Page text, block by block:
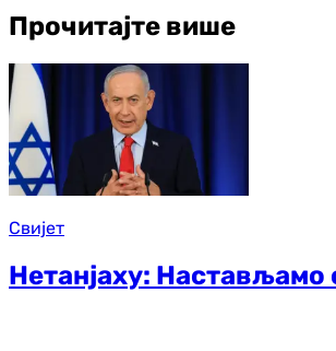
Прочитајте више
Свијет
Нетанјаху: Настављамо